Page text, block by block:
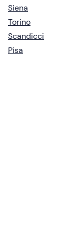
Siena
Torino
Scandicci
Pisa